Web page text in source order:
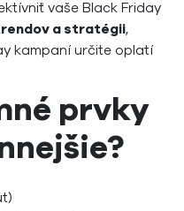
vaše Black Friday
a stratégii,
kampaní určite oplatí
prvky